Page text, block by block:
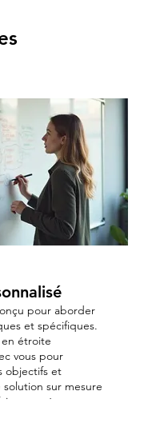
pour aborder
et spécifiques.
en étroite
vous pour
objectifs et
sur mesure
à vos
devient notre